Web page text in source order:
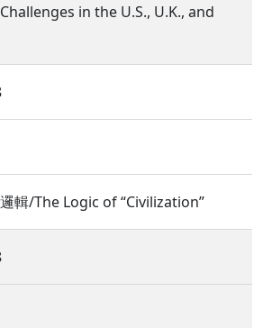
in the U.S., U.K., and
輯/The Logic of “Civilization”